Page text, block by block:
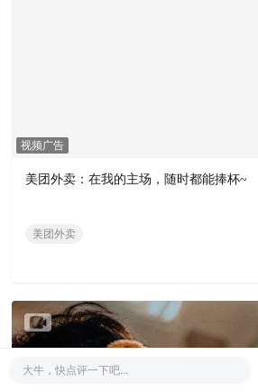
视频广告
美团外卖：在我的主场，随时都能捧杯~
美团外卖
大牛，快点评一下吧...